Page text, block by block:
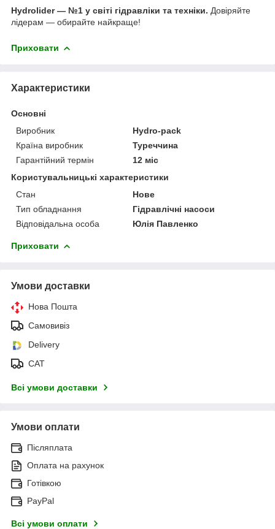
Hydrolider — №1 у світі гідравліки та техніки. Довіряйте
лідерам — обирайте найкраще!
Приховати
Характеристики
Основні
Виробник
Hydro-pack
Країна виробник
Туреччина
Гарантійний термін
12 міс
Користувальницькі характеристики
Стан
Нове
Тип обладнання
Гідравлічні насоси
Відповідальна особа
Юлія Павленко
Приховати
Умови доставки
Нова Пошта
Самовивіз
Delivery
САТ
Всі умови доставки
Умови оплати
Післяплата
Оплата на рахунок
Готівкою
PayPal
Всі умови оплати